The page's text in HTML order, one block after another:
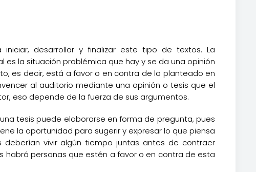
desarrollar y finalizar este tipo de textos. La
la situación problémica que hay y se da una opinión
es decir, está a favor o en contra de lo planteado en
al auditorio mediante una opinión o tesis que el
eso depende de la fuerza de sus argumentos.
tesis puede elaborarse en forma de pregunta, pues
la oportunidad para sugerir y expresar lo que piensa
vivir algún tiempo juntas antes de contraer
habrá personas que estén a favor o en contra de esta